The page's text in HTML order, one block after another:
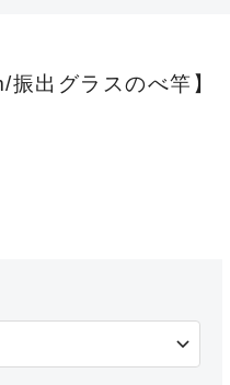
出グラスのべ竿】